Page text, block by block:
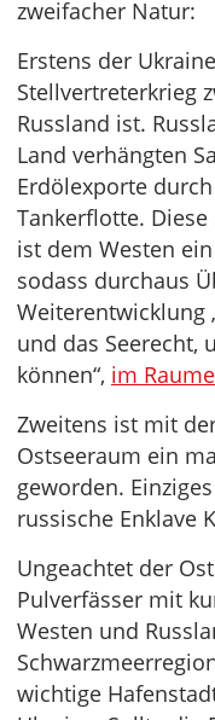
zweifacher Natur:
Erstens der
Stellvertreterkrieg
Russland ist.
Land verhängten
Erdölexporte
Tankerflotte. Diese
ist dem Westen
sodass durchaus
Weiterentwicklung
und das Seerecht,
können“, im
Zweitens ist mit
Ostseeraum ein
geworden.
russische Enklave
Ungeachtet der
Pulverfässer mit
Westen und
wichtige